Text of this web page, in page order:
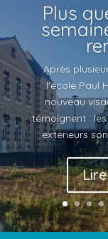
Plus
Après
l'école Paul
nouveau
témoignent :
extérieurs